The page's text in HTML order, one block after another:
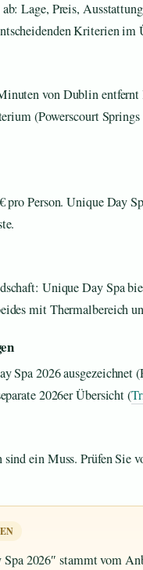
Lage, Preis,
Kriterien im
von Dublin entfernt
(Powerscourt
pro Person. Unique Day
Unique Day Spa
mit Thermalbereich
Spa 2026
2026er Übersicht (
ein Muss. Prüfen Sie
2026″ stammt vom